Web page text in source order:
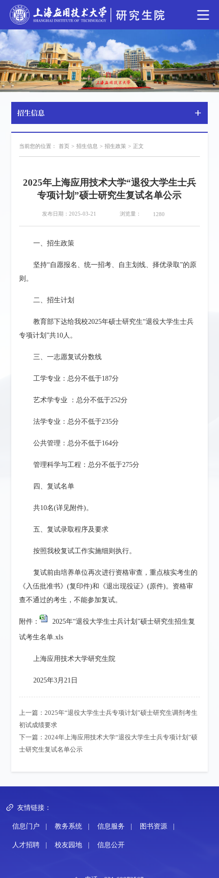
招生信息
当前您的位置： 首页 > 招生信息 > 招生政策 > 正文
2025年上海应用技术大学“退役大学生士兵
专项计划”硕士研究生复试名单公示
发布日期：2025-03-21 浏览量： 1280
一、招生政策
坚持“自愿报名、统一招考、自主划线、择优录取”的原
则。
二、招生计划
教育部下达给我校2025年硕士研究生“退役大学生士兵
专项计划”共10人。
三、一志愿复试分数线
工学专业：总分不低于187分
艺术学专业 ：总分不低于252分
法学专业：总分不低于235分
公共管理：总分不低于164分
管理科学与工程：总分不低于275分
四、复试名单
共10名(详见附件)。
五、复试录取程序及要求
按照我校复试工作实施细则执行。
复试前由培养单位再次进行资格审查，重点核实考生的
《入伍批准书》(复印件)和《退出现役证》(原件)。资格审
查不通过的考生，不能参加复试。
附件：
2025年“退役大学生士兵计划”硕士研究生招生复
试考生名单.xls
上海应用技术大学研究生院
2025年3月21日
上一篇：2025年“退役大学生士兵专项计划”硕士研究生调剂考生
初试成绩要求
下一篇：2024年上海应用技术大学“退役大学生士兵专项计划”硕
士研究生复试名单公示
友情链接：
信息门户 | 教务系统 | 信息服务 | 图书资源 |
人才招聘 | 校友园地 | 信息公开